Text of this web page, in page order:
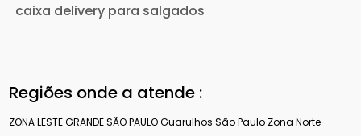
caixa delivery para salgados
Regiões onde a atende :
ZONA LESTEGRANDE SÃO PAULOGuarulhos São Paulo Zona Norte